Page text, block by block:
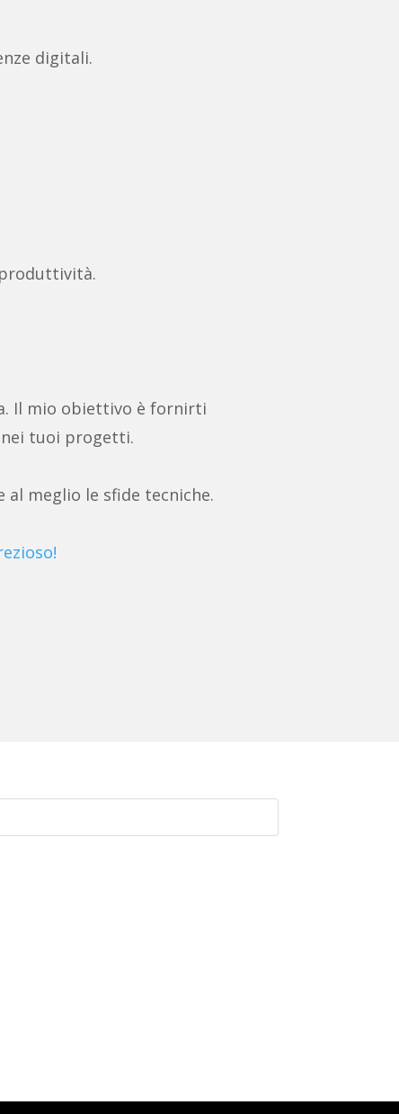
digitali.
Il mio obiettivo è fornirti
tuoi progetti.
meglio le sfide tecniche.